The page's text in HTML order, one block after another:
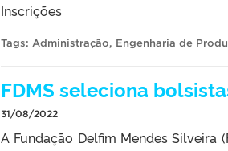
Inscrições
Tags: Administração, Engenharia de
FDMS seleciona
31/08/2022
A Fundação Delfim Mendes Silveira